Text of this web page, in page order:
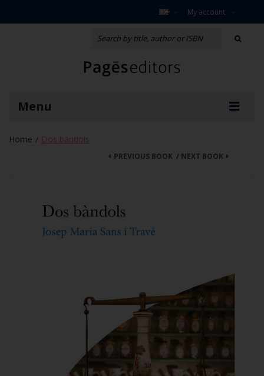
My account
Menu
Home / Dos bàndols
NEXT BOOK
PREVIOUS BOOK /